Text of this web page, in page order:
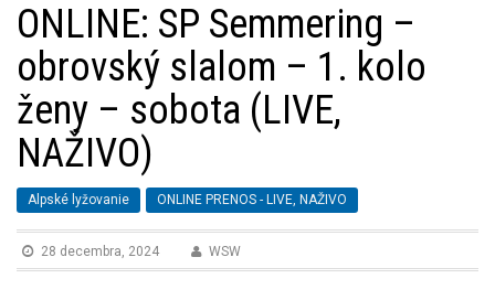
n
a
v
i
g
a
t
o
n
ONLINE: SP Semmering –
obrovský slalom – 1. kolo
ženy – sobota (LIVE,
NAŽIVO)
Alpské lyžovanie ONLINE PRENOS - LIVE, NAŽIVO
28 decembra, 2024 WSW